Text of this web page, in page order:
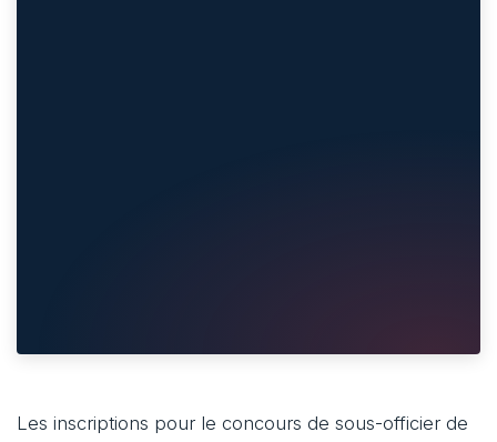
Les inscriptions pour le concours de sous-officier de